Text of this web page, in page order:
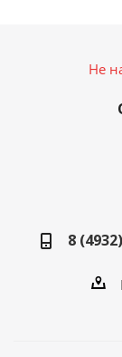
Не
8